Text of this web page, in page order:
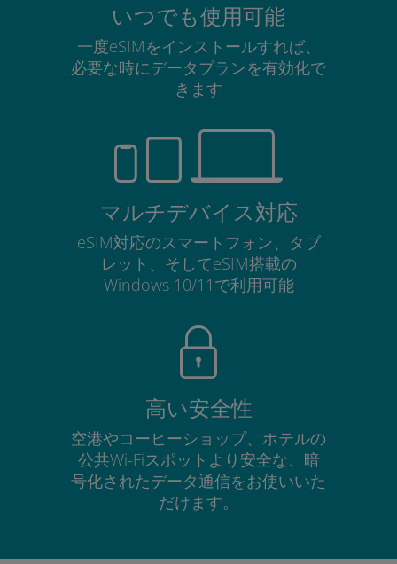
いつでも使用可能
一度eSIMをインストールすれば、
必要な時にデータプランを有効化で
きます
マルチデバイス対応
eSIM対応のスマートフォン、タブ
レット、そしてeSIM搭載の
Windows 10/11で利用可能
高い安全性
空港やコーヒーショップ、ホテルの
公共Wi-Fiスポットより安全な、暗
号化されたデータ通信をお使いいた
だけます。